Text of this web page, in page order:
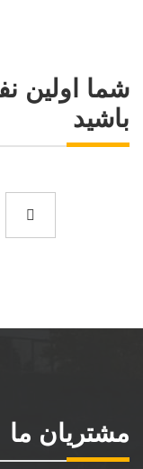
شما اولین
باشید
مشتریان ما